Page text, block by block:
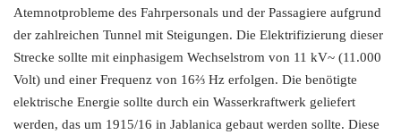
Atemnotprobleme des Fahrpersonals und der Passagiere aufgrund
der zahlreichen Tunnel mit Steigungen. Die Elektrifizierung dieser
Strecke sollte mit einphasigem Wechselstrom von 11 kV~ (11.000
Volt) und einer Frequenz von 16⅔ Hz erfolgen. Die benötigte
elektrische Energie sollte durch ein Wasserkraftwerk geliefert
werden, das um 1915/16 in Jablanica gebaut werden sollte. Diese